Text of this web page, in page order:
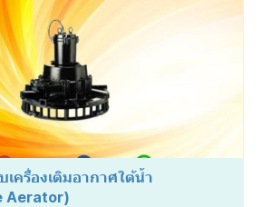
ครื่องเติมอากาศใต้น้ำ
Aerator)